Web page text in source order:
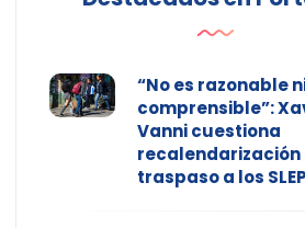
“No es razonable
comprensible”:
Vanni cuestiona
recalendarización
traspaso a los SLEP